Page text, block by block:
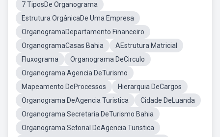
7 TiposDe Organograma
Estrutura OrgânicaDe Uma Empresa
OrganogramaDepartamento Financeiro
OrganogramaCasas Bahia
AEstrutura Matricial
Fluxograma
Organograma DeCirculo
Organograma Agencia DeTurismo
Mapeamento DeProcessos
Hierarquia DeCargos
Organograma DeAgencia Turistica
Cidade DeLuanda
Organograma Secretaria DeTurismo Bahia
Organograma Setorial DeAgencia Turistica